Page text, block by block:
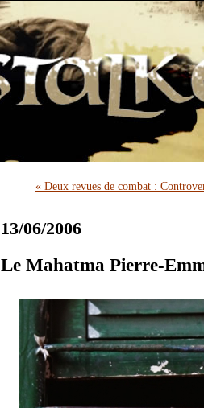
« Deux revues de combat :
13/06/2006
Le Mahatma Pierre-